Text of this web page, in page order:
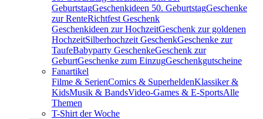
GeburtstagGeschenkideen 50. GeburtstagGeschenke
zur RenteRichtfest Geschenk
Geschenkideen zur HochzeitGeschenk zur goldenen
HochzeitSilberhochzeit GeschenkGeschenke zur
TaufeBabyparty GeschenkeGeschenk zur
GeburtGeschenke zum EinzugGeschenkgutscheine
Fanartikel
Filme & SerienComics & SuperheldenKlassiker &
KidsMusik & BandsVideo-Games & E-SportsAlle
Themen
T-Shirt der Woche